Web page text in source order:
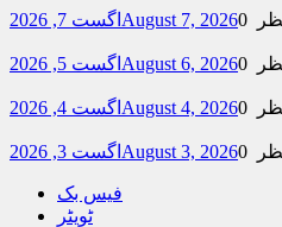
اگست 7, 2026 August 7, 2026
اگست 5, 2026 August 6, 2026
اگست 4, 2026 August 4, 2026
اگست 3, 2026 August 3, 2026
فیس بک
ٹویٹر